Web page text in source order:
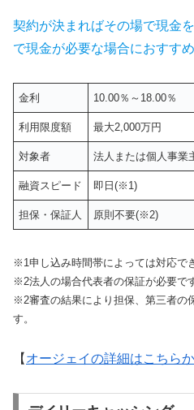
契約が決まればその場で現金
で現金が必要な場合におすすめ
金利 10.00％～18.00％
利用限度額 最大2,000万円
対象者 法人または個人事業
融資スピード 即日(※1)
担保・保証人 原則不要(※2)
※1申し込み時間帯によっては対応で
※2法人の場合代表者の保証が必要で
※2審査の結果により担保、第三者の
す。
【 オージェイの詳細はこちら